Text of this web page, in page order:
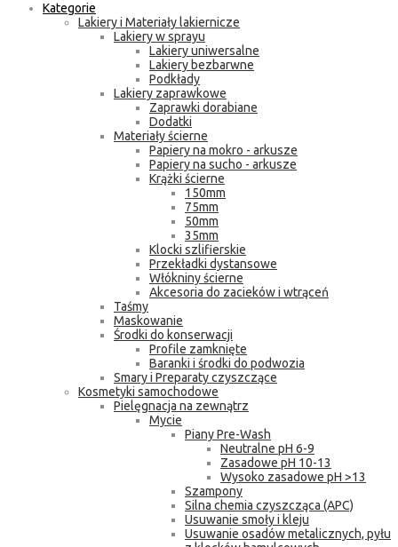
Kategorie
Lakiery i Materiały lakiernicze
Lakiery w sprayu
Lakiery uniwersalne
Lakiery bezbarwne
Podkłady
Lakiery zaprawkowe
Zaprawki dorabiane
Dodatki
Materiały ścierne
Papiery na mokro - arkusze
Papiery na sucho - arkusze
Krążki ścierne
150mm
75mm
50mm
35mm
Klocki szlifierskie
Przekładki dystansowe
Włókniny ścierne
Akcesoria do zacieków i wtrąceń
Taśmy
Maskowanie
Środki do konserwacji
Profile zamknięte
Baranki i środki do podwozia
Smary i Preparaty czyszczące
Kosmetyki samochodowe
Pielęgnacja na zewnątrz
Mycie
Piany Pre-Wash
Neutralne pH 6-9
Zasadowe pH 10-13
Wysoko zasadowe pH >13
Szampony
Silna chemia czyszcząca (APC)
Usuwanie smoły i kleju
Usuwanie osadów metalicznych, pyłu